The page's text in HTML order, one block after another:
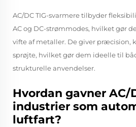
AC/DC TIG-svarmere tilbyder
AC og DC-strømmodes, hvilket gør
vifte af metaller. De giver præcision,
sprøjte, hvilket gør dem ideelle til
strukturelle anvendelser.
Hvordan gavner AC/
industrier som
luftfart?